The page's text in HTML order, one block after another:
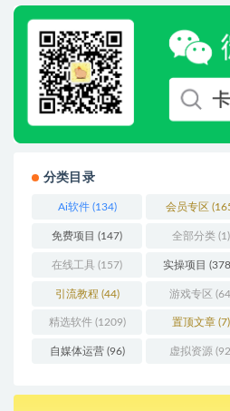
分类目录
Ai软件(134) 会员专区
免费项目 (147) 全部分类 (1)
在线工具 (157) 实操项目
引流教程 (44) 游戏专区
精选软件(1209) 置顶文章 (7)
自媒体运营(96) 虚拟资源